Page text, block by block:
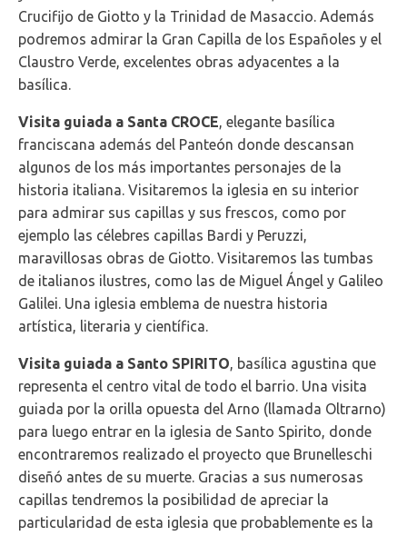
Crucifijo de Giotto y la Trinidad de Masaccio. Además
podremos admirar la Gran Capilla de los Españoles y el
Claustro Verde, excelentes obras adyacentes a la
basílica.
Visita guiada a Santa CROCE, elegante basílica
franciscana además del Panteón donde descansan
algunos de los más importantes personajes de la
historia italiana. Visitaremos la iglesia en su interior
para admirar sus capillas y sus frescos, como por
ejemplo las célebres capillas Bardi y Peruzzi,
maravillosas obras de Giotto. Visitaremos las tumbas
de italianos ilustres, como las de Miguel Ángel y Galileo
Galilei. Una iglesia emblema de nuestra historia
artística, literaria y científica.
Visita guiada a Santo SPIRITO, basílica agustina que
representa el centro vital de todo el barrio. Una visita
guiada por la orilla opuesta del Arno (llamada Oltrarno)
para luego entrar en la iglesia de Santo Spirito, donde
encontraremos realizado el proyecto que Brunelleschi
diseñó antes de su muerte. Gracias a sus numerosas
capillas tendremos la posibilidad de apreciar la
particularidad de esta iglesia que probablemente es la